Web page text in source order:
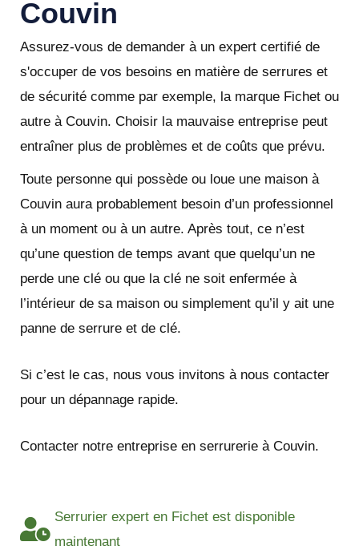
Couvin
Assurez-vous de demander à un expert certifié de
s'occuper de vos besoins en matière de serrures et
de sécurité comme par exemple, la marque Fichet ou
autre à Couvin. Choisir la mauvaise entreprise peut
entraîner plus de problèmes et de coûts que prévu.
Toute personne qui possède ou loue une maison à
Couvin aura probablement besoin d’un professionnel
à un moment ou à un autre. Après tout, ce n’est
qu’une question de temps avant que quelqu’un ne
perde une clé ou que la clé ne soit enfermée à
l’intérieur de sa maison ou simplement qu’il y ait une
panne de serrure et de clé.
Si c’est le cas, nous vous invitons à nous contacter
pour un dépannage rapide.
Contacter notre entreprise en serrurerie à Couvin.
Serrurier expert en Fichet est disponible
maintenant